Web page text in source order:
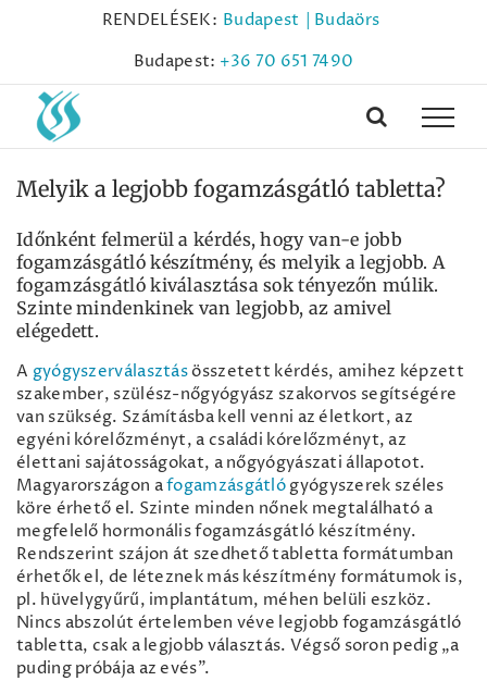
RENDELÉSEK: Budapest | Budaörs
Budapest: +36 70 651 7490
Melyik a legjobb fogamzásgátló tabletta?
Időnként felmerül a kérdés, hogy van-e jobb
fogamzásgátló készítmény, és melyik a legjobb. A
fogamzásgátló kiválasztása sok tényezőn múlik.
Szinte mindenkinek van legjobb, az amivel
elégedett.
A gyógyszerválasztásösszetett kérdés, amihez képzett
szakember, szülész-nőgyógyász szakorvos segítségére
van szükség. Számításba kell venni az életkort, az
egyéni kórelőzményt, a családi kórelőzményt, az
élettani sajátosságokat, a nőgyógyászati állapotot.
Magyarországon afogamzásgátlógyógyszerek széles
köre érhető el. Szinte minden nőnek megtalálható a
megfelelő hormonális fogamzásgátló készítmény.
Rendszerint szájon át szedhető tabletta formátumban
érhetők el, de léteznek más készítmény formátumok is,
pl. hüvelygyűrű, implantátum, méhen belüli eszköz.
Nincs abszolút értelemben véve legjobb fogamzásgátló
tabletta, csak a legjobb választás. Végső soron pedig „a
puding próbája az evés”.